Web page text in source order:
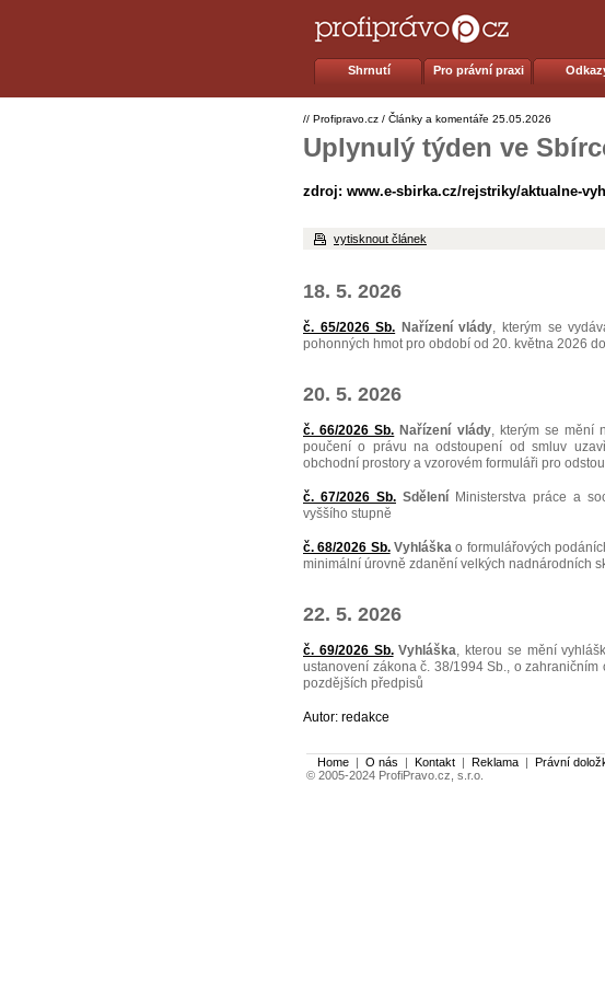
Shrnutí Pro právní praxi
// Profipravo.cz / Články a komentáře 25.05.2026
Uplynulý týden ve
zdroj: www.e-sbirka.cz/rejstriky/aktualne-
vytisknout článek
18. 5. 2026
č. 65/2026 Sb. Nařízení vlády, kterým se
pohonných hmot pro období od 20. května 2026
20. 5. 2026
č. 66/2026 Sb. Nařízení vlády, kterým se mění
poučení o právu na odstoupení od smluv
obchodní prostory a vzorovém formuláři pro
č. 67/2026 Sb. Sdělení Ministerstva práce a
vyššího stupně
č. 68/2026 Sb.Vyhláškao formulářových
minimální úrovně zdanění velkých nadnárodních
22. 5. 2026
č. 69/2026 Sb.Vyhláška, kterou se mění
ustanovení zákona č. 38/1994 Sb., o
pozdějších předpisů
Autor: redakce
Home | O nás | Kontakt | Reklama | Právní
© 2005-2024 ProfiPravo.cz, s.r.o.